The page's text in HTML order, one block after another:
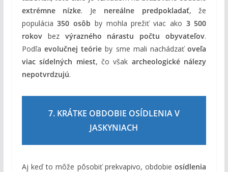
extrémne nízke. Je nereálne predpokladať, že
populácia350 osôb by mohla prežiť viac ako 3 500
rokovbez výrazného nárastu počtu obyvateľov.
Podľa evolučnej teórie by sme mali nachádzaťoveľa
viac sídelných miest, čo však archeologické nálezy
nepotvrdzujú.
7. KRÁTKE OBDOBIE OSÍDLENIA V
JASKYNIACH
Aj keď to môže pôsobiť prekvapivo, obdobieosídlenia